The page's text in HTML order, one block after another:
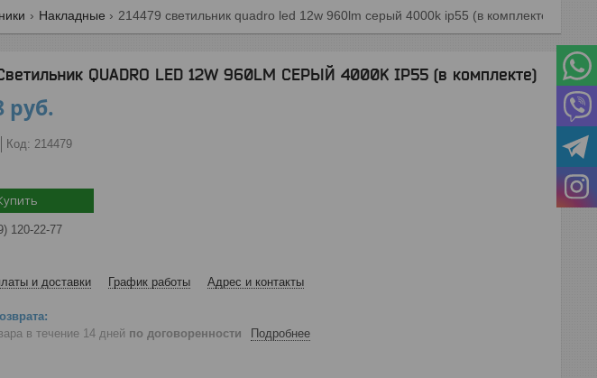
Накладные 214479 светильник quadro led 12w 960lm серый 4000k ip55 (в комплекте)
QUADRO LED 12W 960LM СЕРЫЙ 4000K IP55 (в комплекте)
руб.
Код: 214479
120-22-77
и доставки График работы Адрес и контакты
в течение 14 дней по договоренности Подробнее